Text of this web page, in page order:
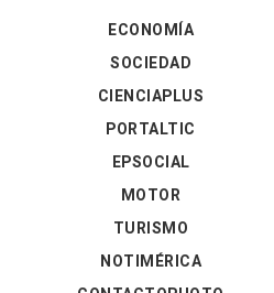
ECONOMÍA
SOCIEDAD
CIENCIAPLUS
PORTALTIC
EPSOCIAL
MOTOR
TURISMO
NOTIMÉRICA